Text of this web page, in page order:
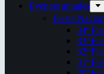
Eventos anuales
Fiesta
34ª
33ª
32ª
31ª